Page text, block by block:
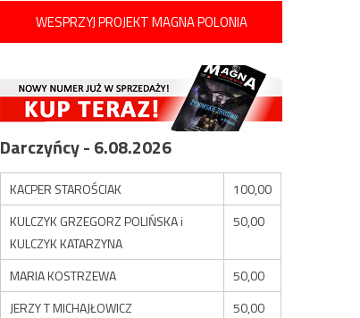
WESPRZYJ PROJEKT MAGNA POLONIA
Darczyńcy - 6.08.2026
KACPER STAROŚCIAK
100,00
KULCZYK GRZEGORZ POLIŃSKA i
KULCZYK KATARZYNA
50,00
MARIA KOSTRZEWA
50,00
JERZY T MICHAJŁOWICZ
50,00